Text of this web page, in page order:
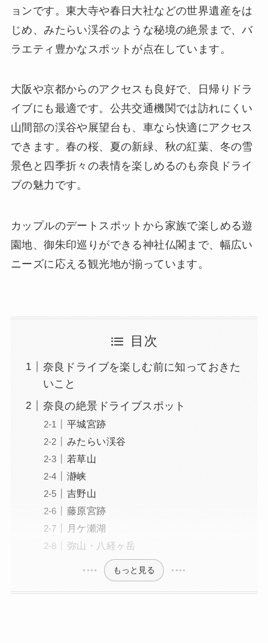
ョンです。東大寺や春日大社などの世界遺産をは
じめ、みたらい渓谷のような秘境の絶景まで、バ
ラエティ豊かなスポットが点在しています。
大阪や京都からのアクセスも良好で、日帰りドラ
イブにも最適です。公共交通機関では訪れにくい
山間部の渓谷や展望台も、車なら快適にアクセス
できます。春の桜、夏の新緑、秋の紅葉、冬の雪
景色と四季折々の表情を楽しめるのも奈良ドライ
ブの魅力です。
カップルのデートスポットから家族で楽しめる遊
園地、御朱印巡りができる神社仏閣まで、幅広い
ニーズに応える観光地が揃っています。
目次
奈良ドライブを楽しむ前に知っておきた
いこと
奈良の絶景ドライブスポット
平城宮跡
みたらい渓谷
若草山
瀞峡
吉野山
藤原宮跡
月ケ瀬湖
弥山・八経ヶ岳
もっと見る